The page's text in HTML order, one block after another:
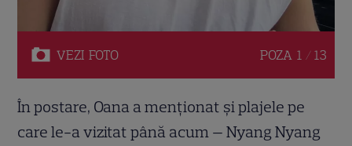
VEZI FOTO POZA 1 / 13
În postare, Oana a menționat și plajele pe
care le-a vizitat până acum — Nyang Nyang